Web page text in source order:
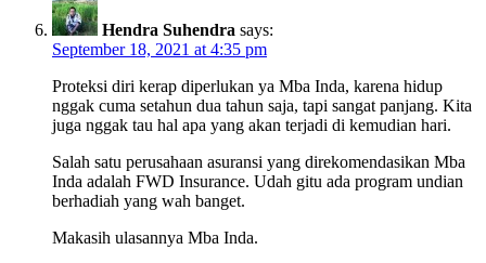
Hendra Suhendra says:
September 18, 2021 at 4:35 pm
Proteksi diri kerap diperlukan ya Mba Inda, karena hidup
nggak cuma setahun dua tahun saja, tapi sangat panjang. Kita
juga nggak tau hal apa yang akan terjadi di kemudian hari.
Salah satu perusahaan asuransi yang direkomendasikan Mba
Inda adalah FWD Insurance. Udah gitu ada program undian
berhadiah yang wah banget.
Makasih ulasannya Mba Inda.